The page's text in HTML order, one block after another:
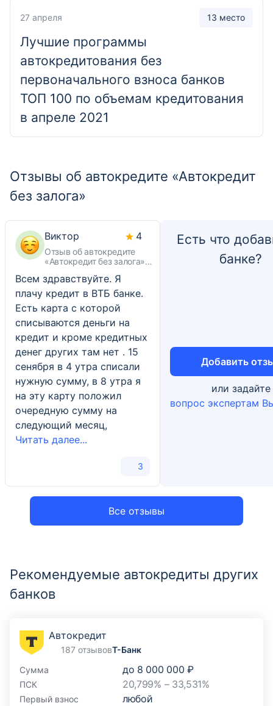
Отделение
"Невинномысский"
Ставропольский край, Невинномысск, улица
Гагарина, 21В
Отделение
округ, Серов, улица Льва Толстого, 1
"Солнечногорский"
Московская область, Солнечногорск, Красная
улица, 60
Отделение
"Сызранский"
Самарская область, Сызрань, Советская улица, 80
Отделение
"Якутский"
Республика Саха (Якутия), Якутск, Октябрьская
улица, 3
27 апреля 13 место
Лучшие программы
автокредитования без
первоначального взноса банков
ТОП 100 по объемам кредитования
в апреле 2021
Отзывы об автокредите «Автокредит
без залога»
Все отзывы
Виктор
Отзыв об автокредите
«Автокредит без залога»
4
Всем здравствуйте. Я
плачу кредит в ВТБ банке.
Есть карта с которой
списываются деньги на
кредит и кроме кредитных
денег других там нет . 15
сенября в 4 утра списали
нужную сумму, в 8 утра я
на эту карту положил
очередную сумму на
следующий месяц,
Читать далее...
3
Есть что
банке?
Добавить
или задайте
вопрос экспертам
Рекомендуемые автокредиты других
банков
Автокредит
187 отзывовТ-Банк
Сумма
до 8 000 000 ₽
ПСК 20,799% – 33,531%
Первый взнос любой